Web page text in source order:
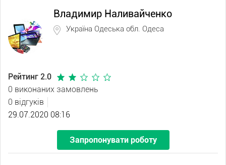
Владимир Наливайченко
Україна Одеська обл. Одеса
Рейтинг 2.0
0 виконаних замовлень
0 відгуків
29.07.2020 08:16
Запропонувати роботу